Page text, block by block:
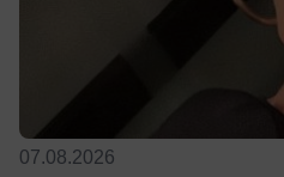
07.08.2026